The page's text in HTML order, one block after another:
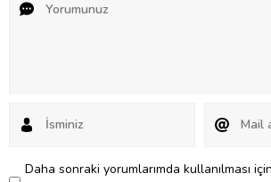
Daha sonraki yorumlarımda kullanılması